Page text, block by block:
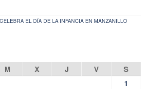
EL DÍA DE LA INFANCIA EN MANZANILLO
M X J V
S
1